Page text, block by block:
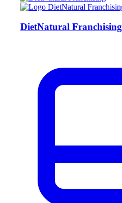
DietNatural Franchising